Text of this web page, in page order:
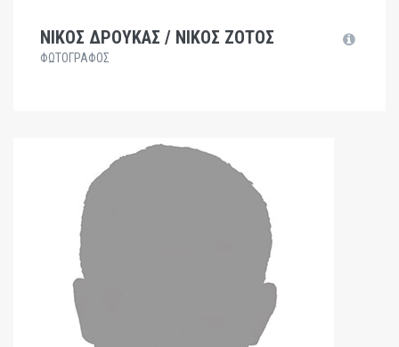
ΝΙΚΟΣ ΔΡΟΥΚΑΣ / ΝΙΚΟΣ ΖΟΤΟΣ
ΦΩΤΟΓΡΑΦΟΣ